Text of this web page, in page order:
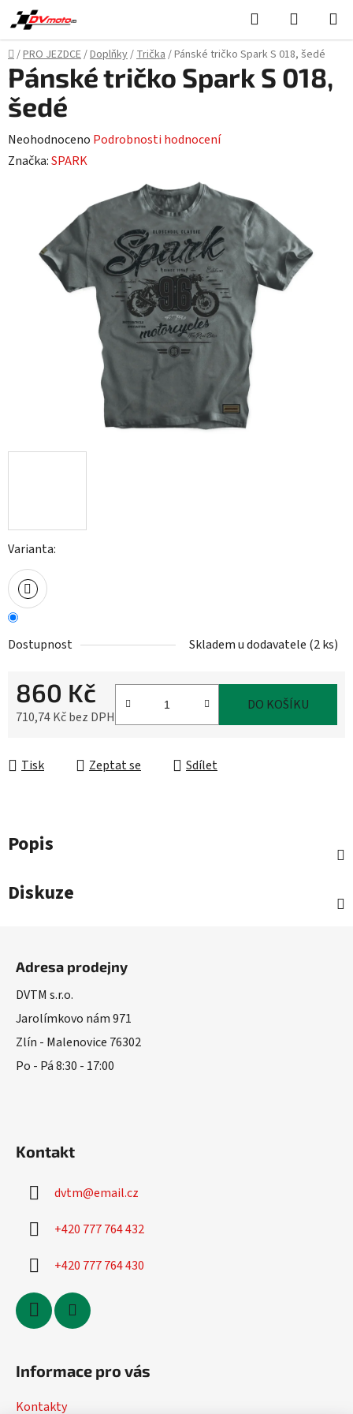
Přejít
na
obsah
Hledat
KOŠÍK
Domů
/PRO JEZDCE/Doplňky/Trička/Pánské tričko Spark S 018, šedé
Varianta:
Dostupnost Skladem u dodavatele (2 ks)
860 Kč
710,74 Kč bez DPH
DO KOŠÍKU
Tisk Zeptat se Sdílet
Pánské tričko Spark S 018,
šedé
Průměrné
hodnocení
hvězdiček.
Neohodnoceno Podrobnosti hodnocení
Značka:SPARK
Popis
Diskuze
Adresa prodejny
DVTM s.r.o.
Jarolímkovo nám 971
Zlín - Malenovice 76302
Po - Pá 8:30 - 17:00
Kontakt
dvtm@email.cz
+420 777 764 432
+420 777 764 430
Informace pro vás
Kontakty